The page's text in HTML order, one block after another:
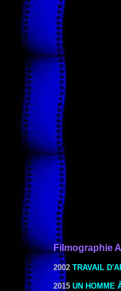
Filmographie
2002 TRAVAIL
2015 UN HOMME